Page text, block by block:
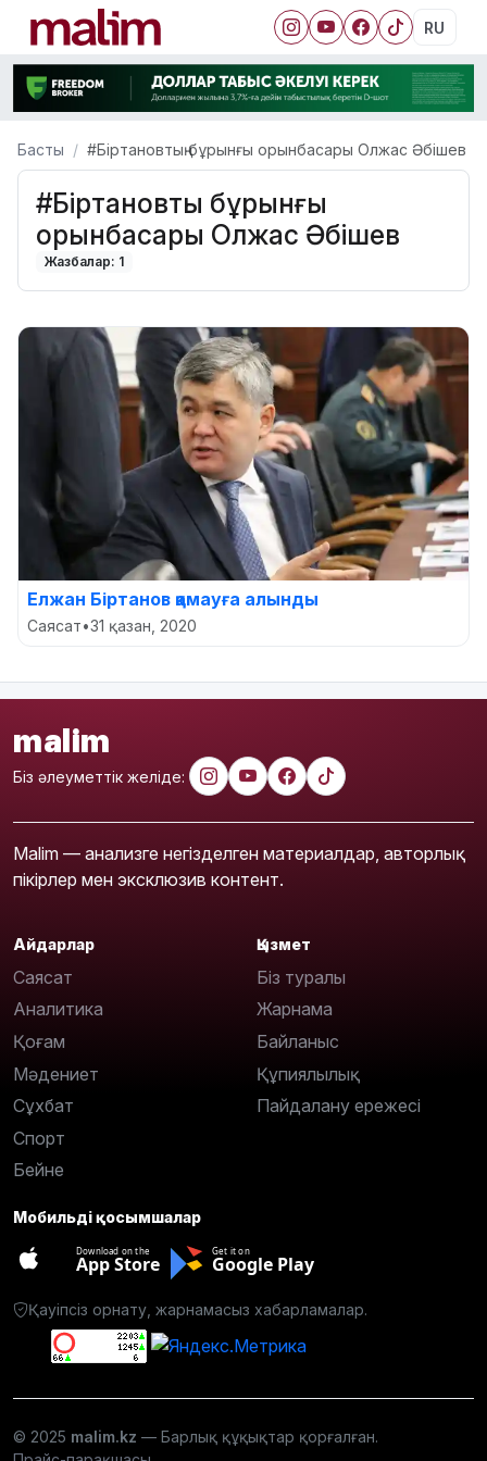
RU
Басты #Біртановтың бұрынғы орынбасары Олжас Әбішев
#Біртановтың бұрынғы
орынбасары Олжас Әбішев
Жазбалар: 1
Елжан Біртанов қамауға алынды
Саясат•31 қазан, 2020
malim
Біз әлеуметтік желіде:
Malim — анализге негізделген материалдар, авторлық
пікірлер мен эксклюзив контент.
Айдарлар
Саясат
Аналитика
Қоғам
Мәдениет
Сұхбат
Спорт
Бейне
Қызмет
Біз туралы
Жарнама
Байланыс
Құпиялылық
Пайдалану ережесі
Мобильді қосымшалар
Download on the
App Store
Get it on
Google Play
Қауіпсіз орнату, жарнамасыз хабарламалар.
© 2025 malim.kz — Барлық құқықтар қорғалған.